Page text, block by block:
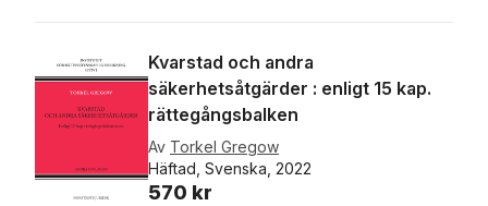
Kvarstad och andra
säkerhetsåtgärder : enligt 15 kap.
rättegångsbalken
Av Torkel Gregow
Häftad, Svenska, 2022
570 kr